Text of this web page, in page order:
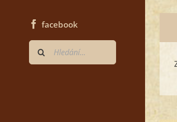
facebook
Hledat
...